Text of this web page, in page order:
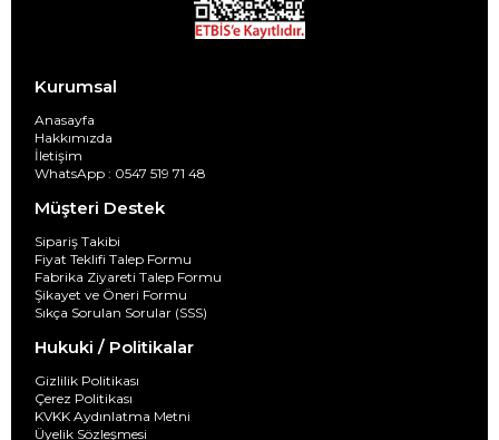
Kurumsal
Anasayfa
Hakkımızda
İletişim
WhatsApp : 0547 519 71 48
Müşteri Destek
Sipariş Takibi
Fiyat Teklifi Talep Formu
Fabrika Ziyareti Talep Formu
Şikayet ve Öneri Formu
Sıkça Sorulan Sorular (SSS)
Hukuki / Politikalar
Gizlilik Politikası
Çerez Politikası
KVKK Aydınlatma Metni
Üyelik Sözleşmesi